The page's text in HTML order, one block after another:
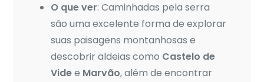
O que ver: Caminhadas pela serra
são uma excelente forma de explorar
suas paisagens montanhosas e
descobrir aldeias como Castelo de
Videe Marvão, além de encontrar